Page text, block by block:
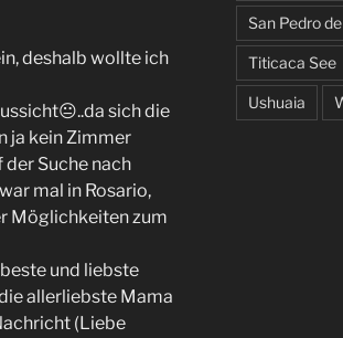
deshalb wollte ich
sich die
ja kein Zimmer
Suche nach
mal in Rosario,
Möglichkeiten zum
und liebste
allerliebste Mama
(Liebe
San Pedro
Titicaca See
Ushuaia